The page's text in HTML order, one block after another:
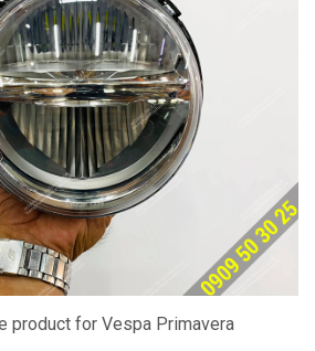
product for Vespa Primavera